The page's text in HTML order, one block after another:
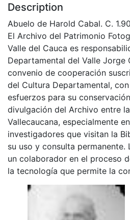
Description
Abuelo de Harold Cabal. C.
El Archivo del Patrimonio
Valle del Cauca es
Departamental del Valle Jorge
convenio de cooperación
del Cultura Departamental,
esfuerzos para su
divulgación del Archivo entre
Vallecaucana, especialmente
investigadores que visitan la
su uso y consulta permanente.
un colaborador en el proceso
la tecnología que permite la